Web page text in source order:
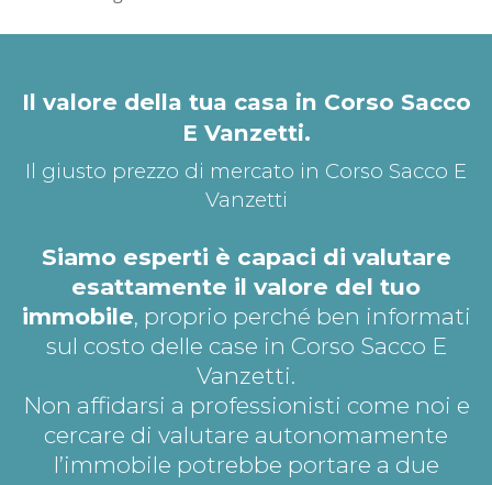
Il valore della tua casa in Corso Sacco
E Vanzetti.
Il giusto prezzo di mercato in Corso Sacco E
Vanzetti
Siamo esperti è capaci di valutare
esattamente il valore del tuo
immobile, proprio perché ben informati
sul costo delle case in Corso Sacco E
Vanzetti.
Non affidarsi a professionisti come noi e
cercare di valutare autonomamente
l’immobile potrebbe portare a due